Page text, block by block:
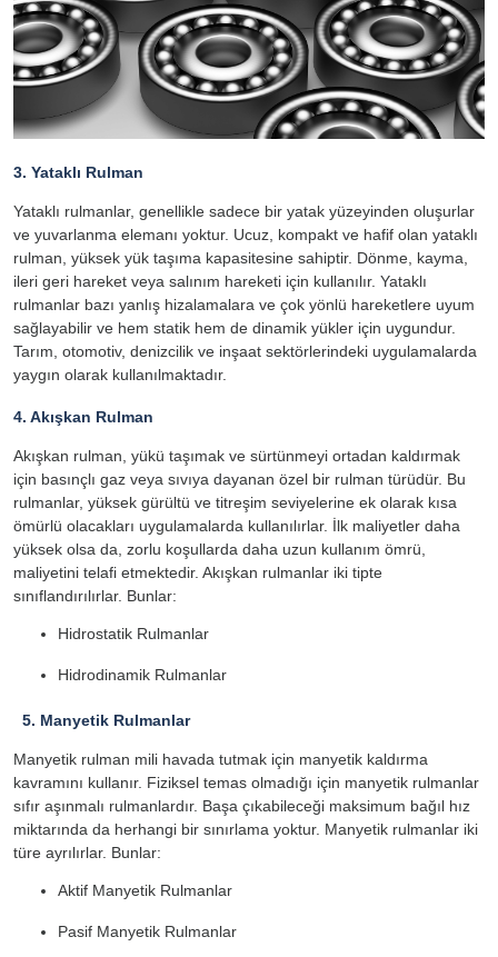
3. Yataklı Rulman
Yataklı rulmanlar, genellikle sadece bir yatak yüzeyinden oluşurlar
ve yuvarlanma elemanı yoktur. Ucuz, kompakt ve hafif olan yataklı
rulman, yüksek yük taşıma kapasitesine sahiptir. Dönme, kayma,
ileri geri hareket veya salınım hareketi için kullanılır. Yataklı
rulmanlar bazı yanlış hizalamalara ve çok yönlü hareketlere uyum
sağlayabilir ve hem statik hem de dinamik yükler için uygundur.
Tarım, otomotiv, denizcilik ve inşaat sektörlerindeki uygulamalarda
yaygın olarak kullanılmaktadır.
4. Akışkan Rulman
Akışkan rulman, yükü taşımak ve sürtünmeyi ortadan kaldırmak
için basınçlı gaz veya sıvıya dayanan özel bir rulman türüdür. Bu
rulmanlar, yüksek gürültü ve titreşim seviyelerine ek olarak kısa
ömürlü olacakları uygulamalarda kullanılırlar. İlk maliyetler daha
yüksek olsa da, zorlu koşullarda daha uzun kullanım ömrü,
maliyetini telafi etmektedir. Akışkan rulmanlar iki tipte
sınıflandırılırlar. Bunlar:
Hidrostatik Rulmanlar
Hidrodinamik Rulmanlar
5. Manyetik Rulmanlar
Manyetik rulman mili havada tutmak için manyetik kaldırma
kavramını kullanır. Fiziksel temas olmadığı için manyetik rulmanlar
sıfır aşınmalı rulmanlardır. Başa çıkabileceği maksimum bağıl hız
miktarında da herhangi bir sınırlama yoktur. Manyetik rulmanlar iki
türe ayrılırlar. Bunlar:
Aktif Manyetik Rulmanlar
Pasif Manyetik Rulmanlar